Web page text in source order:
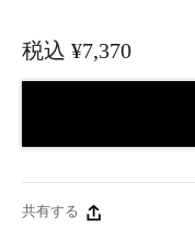
税込 ¥7,370
共有する